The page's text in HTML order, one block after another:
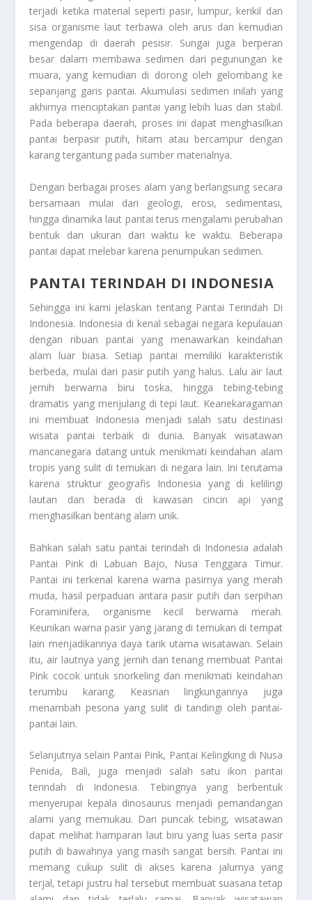
terjadi ketika material seperti pasir, lumpur, kerikil dan
sisa organisme laut terbawa oleh arus dan kemudian
mengendap di daerah pesisir. Sungai juga berperan
besar dalam membawa sedimen dari pegunungan ke
muara, yang kemudian di dorong oleh gelombang ke
sepanjang garis pantai. Akumulasi sedimen inilah yang
akhirnya menciptakan pantai yang lebih luas dan stabil.
Pada beberapa daerah, proses ini dapat menghasilkan
pantai berpasir putih, hitam atau bercampur dengan
karang tergantung pada sumber materialnya.
Dengan berbagai proses alam yang berlangsung secara
bersamaan mulai dari geologi, erosi, sedimentasi,
hingga dinamika laut pantai terus mengalami perubahan
bentuk dan ukuran dari waktu ke waktu. Beberapa
pantai dapat melebar karena penumpukan sedimen.
PANTAI TERINDAH DI INDONESIA
Sehingga ini kami jelaskan tentang Pantai Terindah Di
Indonesia. Indonesia di kenal sebagai negara kepulauan
dengan ribuan pantai yang menawarkan keindahan
alam luar biasa. Setiap pantai memiliki karakteristik
berbeda, mulai dari pasir putih yang halus. Lalu air laut
jernih berwarna biru toska, hingga tebing-tebing
dramatis yang menjulang di tepi laut. Keanekaragaman
ini membuat Indonesia menjadi salah satu destinasi
wisata pantai terbaik di dunia. Banyak wisatawan
mancanegara datang untuk menikmati keindahan alam
tropis yang sulit di temukan di negara lain. Ini terutama
karena struktur geografis Indonesia yang di kelilingi
lautan dan berada di kawasan cincin api yang
menghasilkan bentang alam unik.
Bahkan salah satu pantai terindah di Indonesia adalah
Pantai Pink di Labuan Bajo, Nusa Tenggara Timur.
Pantai ini terkenal karena warna pasirnya yang merah
muda, hasil perpaduan antara pasir putih dan serpihan
Foraminifera, organisme kecil berwarna merah.
Keunikan warna pasir yang jarang di temukan di tempat
lain menjadikannya daya tarik utama wisatawan. Selain
itu, air lautnya yang jernih dan tenang membuat Pantai
Pink cocok untuk snorkeling dan menikmati keindahan
terumbu karang. Keasrian lingkungannya juga
menambah pesona yang sulit di tandingi oleh pantai-
pantai lain.
Selanjutnya selain Pantai Pink, Pantai Kelingking di Nusa
Penida, Bali, juga menjadi salah satu ikon pantai
terindah di Indonesia. Tebingnya yang berbentuk
menyerupai kepala dinosaurus menjadi pemandangan
alami yang memukau. Dari puncak tebing, wisatawan
dapat melihat hamparan laut biru yang luas serta pasir
putih di bawahnya yang masih sangat bersih. Pantai ini
memang cukup sulit di akses karena jalurnya yang
terjal, tetapi justru hal tersebut membuat suasana tetap